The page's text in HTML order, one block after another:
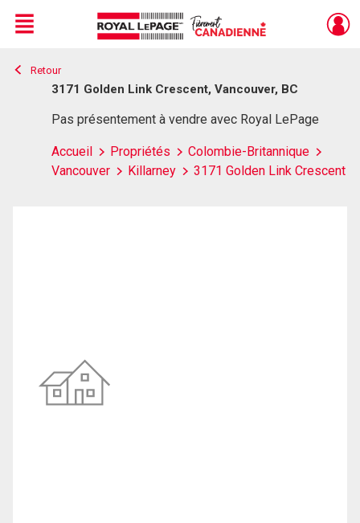
Live
En Direct
Menu
Retour
3171 Golden Link Crescent, Vancouver, BC
Pas présentement à vendre avec Royal LePage
Accueil Propriétés
Colombie-Britannique
Vancouver
Killarney 3171 Golden Link Crescent